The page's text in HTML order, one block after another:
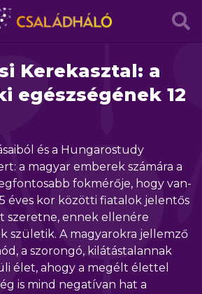
Kerekasztal: a
egészségének 12
és a Hungarostudy
a magyar emberek számára a
fokmérője, hogy van-
éves kor közötti fiatalok jelentős
szeretne, ennek ellenére
születik. A magyarokra jellemző
a szorongó, kilátástalannak
élet, ahogy a megélt élettel
is mind negatívan hat a